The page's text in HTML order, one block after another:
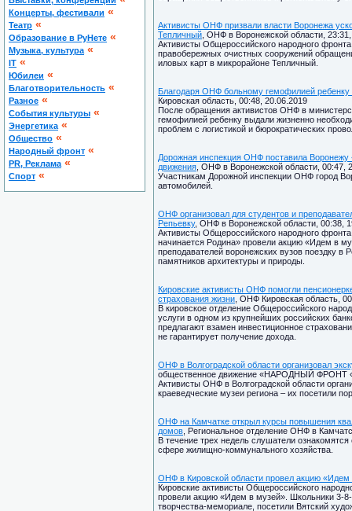
Концерты, фестивали «
Театр «
Образование в РуНете «
Музыка, культура «
IT «
Юбилеи «
Благотворительность «
Разное «
Cобытия культуры «
Энергетика «
Общество «
Народный фронт «
PR, Реклама «
Спорт «
Активисты ОНФ призвали власти Воронежа
Тепличный , ОНФ в Воронежской области,
Активисты Общероссийского народного
правобережных очистных сооружений
иловых карт в микрорайоне Тепличный.
Благодаря ОНФ больному гемофилией
Кировская область, 00:48, 20.06.2019
После обращения активистов ОНФ в
гемофилией ребенку выдали жизненно
проблем с логистикой и бюрократических
Дорожная инспекция ОНФ поставила Воронежу
движения , ОНФ в Воронежской области, 00:47,
Участникам Дорожной инспекции ОНФ город
автомобилей.
ОНФ организовал для студентов и
Репьевку, ОНФ в Воронежской области, 00:38,
Активисты Общероссийского народного
начинается Родина» провели акцию «Идем в
преподавателей воронежских вузов поездку в
памятников архитектуры и природы.
Кировские активисты ОНФ помогли
страхования жизни , ОНФ Кировская область,
В кировское отделение Общероссийского
услуги в одном из крупнейших российских
предлагают взамен инвестиционное
не гарантирует получение дохода.
ОНФ в Волгоградской области организовал
общественное движение «НАРОДНЫЙ ФРОНТ
Активисты ОНФ в Волгоградской области
краеведческие музеи региона – их посетили
ОНФ на Камчатке открыл курсы повышения
домов , Региональное отделение ОНФ в
В течение трех недель слушатели
сфере жилищно-коммунального хозяйства.
ОНФ в Кировской области провел акцию «Идем
Кировские активисты Общероссийского
провели акцию «Идем в музей». Школьники 3-
творчества-мемориале, посетили Вятский